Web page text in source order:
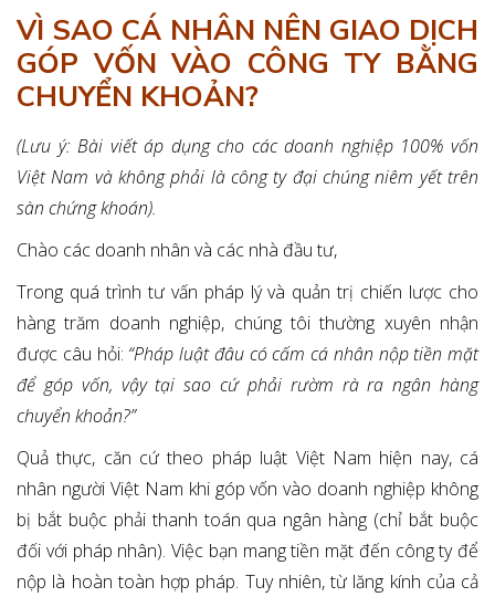
VÌ SAO CÁ NHÂN NÊN GIAO DỊCH
GÓP VỐN VÀO CÔNG TY BẰNG
CHUYỂN KHOẢN?
(Lưu ý: Bài viết áp dụng cho các doanh nghiệp 100% vốn
Việt Nam và không phải là công ty đại chúng niêm yết trên
sàn chứng khoán).
Chào các doanh nhân và các nhà đầu tư,
Trong quá trình tư vấn pháp lý và quản trị chiến lược cho
hàng trăm doanh nghiệp, chúng tôi thường xuyên nhận
được câu hỏi: “Pháp luật đâu có cấm cá nhân nộp tiền mặt
để góp vốn, vậy tại sao cứ phải rườm rà ra ngân hàng
chuyển khoản?”
Quả thực, căn cứ theo pháp luật Việt Nam hiện nay, cá
nhân người Việt Nam khi góp vốn vào doanh nghiệp không
bị bắt buộc phải thanh toán qua ngân hàng (chỉ bắt buộc
đối với pháp nhân). Việc bạn mang tiền mặt đến công ty để
nộp là hoàn toàn hợp pháp. Tuy nhiên, từ lăng kính của cả